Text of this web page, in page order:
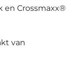
en Crossmaxx®
van